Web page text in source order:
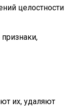
целостности
их, удаляют